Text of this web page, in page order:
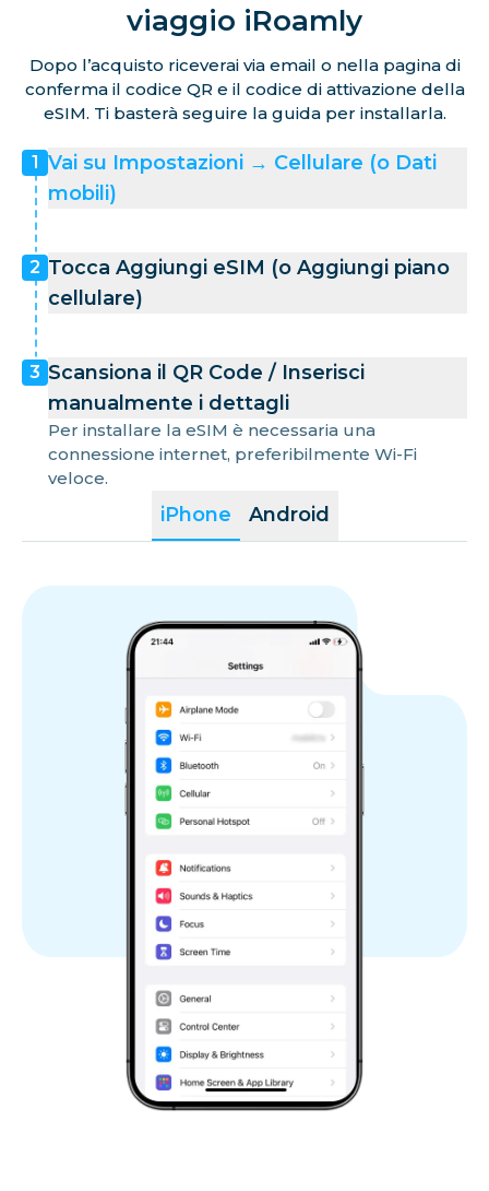
viaggio iRoamly
Dopo l’acquisto riceverai via email o nella pagina di
conferma il codice QR e il codice di attivazione della
eSIM. Ti basterà seguire la guida per installarla.
iPhone Android
1 Vai su Impostazioni → Cellulare (o Dati
mobili)
2 Tocca Aggiungi eSIM (o Aggiungi piano
cellulare)
3 Scansiona il QR Code / Inserisci
manualmente i dettagli
Per installare la eSIM è necessaria una
connessione internet, preferibilmente Wi-Fi
veloce.